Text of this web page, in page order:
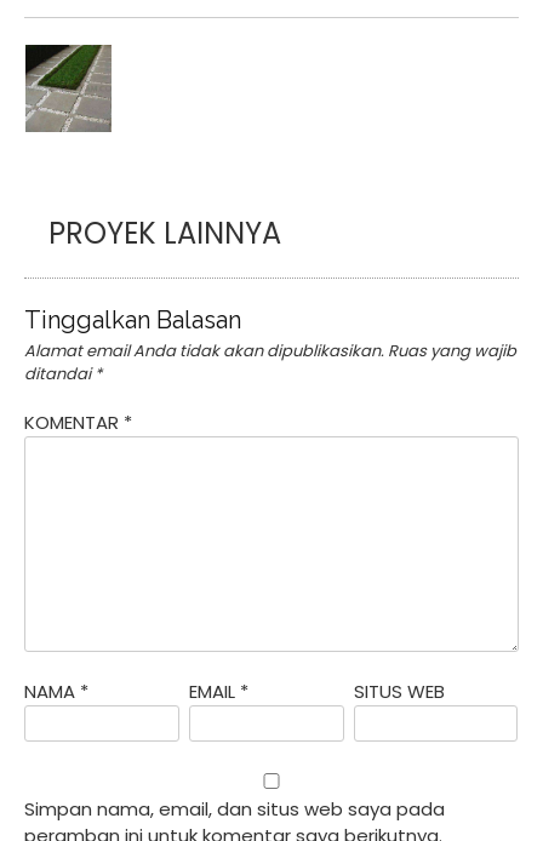
PROYEK LAINNYA
Tinggalkan Balasan
Alamat email Anda tidak akan dipublikasikan. Ruas yang wajib
ditandai*
KOMENTAR *
NAMA * EMAIL * SITUS WEB
Simpan nama, email, dan situs web saya pada
peramban ini untuk komentar saya berikutnya.